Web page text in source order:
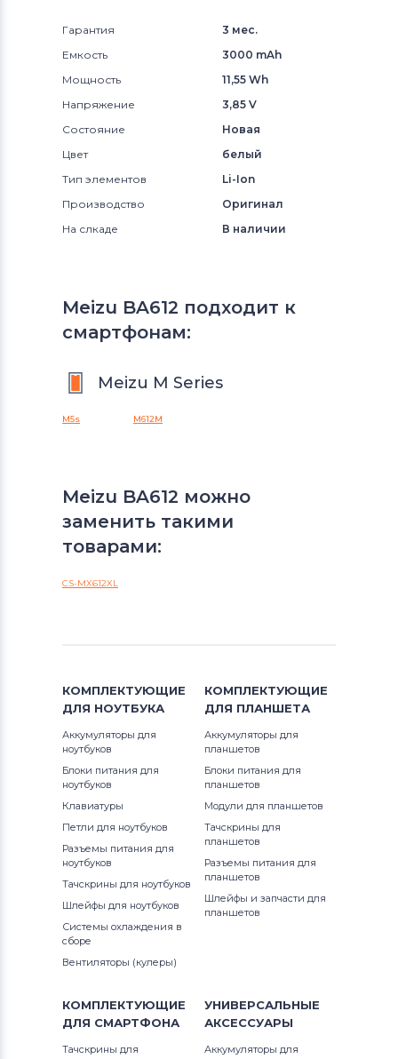
Гарантия
3 мес.
Емкость
3000 mAh
Мощность
11,55 Wh
Напряжение
3,85 V
Состояние
Новая
Цвет
белый
Тип элементов
Li-Ion
Производство
Оригинал
На слкаде
В наличии
Meizu BA612 подходит к
смартфонам:
Meizu M Series
M5s M612M
Meizu BA612 можно
заменить такими
товарами:
CS-MX612XL
КОМПЛЕКТУЮЩИЕ
ДЛЯ НОУТБУКА
Аккумуляторы для
ноутбуков
Блоки питания для
ноутбуков
Клавиатуры
Петли для ноутбуков
Разъемы питания для
ноутбуков
Тачскрины для ноутбуков
Шлейфы для ноутбуков
Системы охлаждения в
сборе
Вентиляторы (кулеры)
КОМПЛЕКТУЮЩИЕ
ДЛЯ ПЛАНШЕТА
Аккумуляторы для
планшетов
Блоки питания для
планшетов
Модули для планшетов
Тачскрины для
планшетов
Разъемы питания для
планшетов
Шлейфы и запчасти для
планшетов
КОМПЛЕКТУЮЩИЕ
ДЛЯ СМАРТФОНА
Тачскрины для
УНИВЕРСАЛЬНЫЕ
АКСЕССУАРЫ
Аккумуляторы для